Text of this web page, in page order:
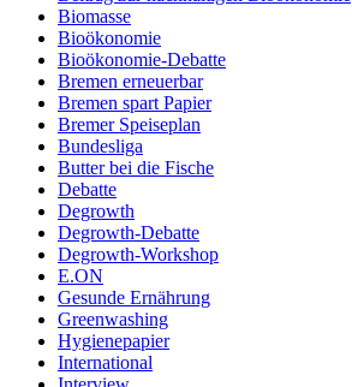
Biomasse
Bioökonomie
Bioökonomie-Debatte
Bremen erneuerbar
Bremen spart Papier
Bremer Speiseplan
Bundesliga
Butter bei die Fische
Debatte
Degrowth
Degrowth-Debatte
Degrowth-Workshop
E.ON
Gesunde Ernährung
Greenwashing
Hygienepapier
International